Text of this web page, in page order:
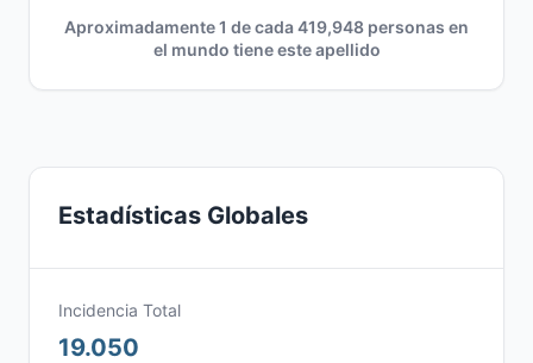
Aproximadamente 1 de cada 419,948 personas en
el mundo tiene este apellido
Estadísticas Globales
Incidencia Total
19.050